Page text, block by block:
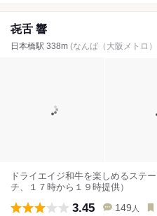
㐂舌 響
日本橋駅 338m (なんば（大阪メトロ
ドライエイジ和牛を楽しめるステ
チ、１７時から１９時提供）
3.45 149 人